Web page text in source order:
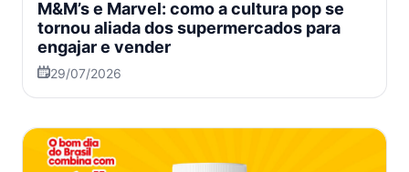
M&M’s e Marvel: como a cultura pop se
tornou aliada dos supermercados para
engajar e vender
29/07/2026